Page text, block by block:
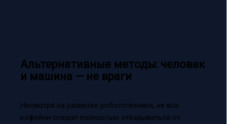
Альтернативные методы: человек
и машина — не враги
Несмотря на развитие робототехники, не все
кофейни спешат полностью отказываться от